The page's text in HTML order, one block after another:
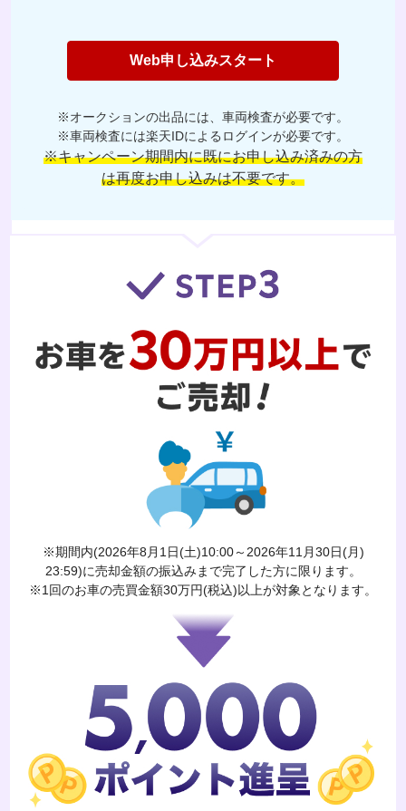
Web申し込みスタート
※オークションの出品には、車両検査が必要です。
※車両検査には楽天IDによるログインが必要です。
※キャンペーン期間内に既にお申し込み済みの方
は再度お申し込みは不要です。
※期間内(2026年8月1日(土)10:00～2026年11月30日(月)
23:59)に売却金額の振込みまで完了した方に限ります。
※1回のお車の売買金額30万円(税込)以上が対象となります。